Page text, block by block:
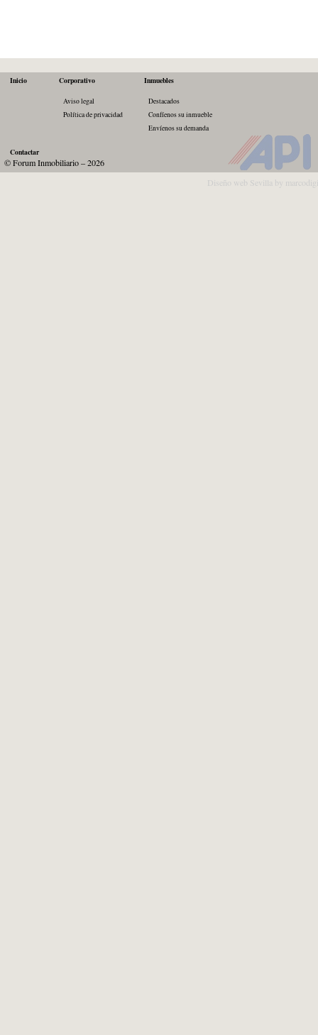
Inicio Corporativo
Aviso legal
Política de privacidad
Inmuebles
Destacados
Confíenos su inmueble
Envíenos su demanda
Contactar
© Forum Inmobiliario – 2026
Diseño web Sevilla by